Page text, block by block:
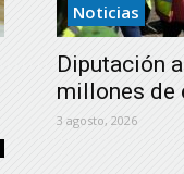
Noticias
Diputación
millones de
3 agosto, 2026